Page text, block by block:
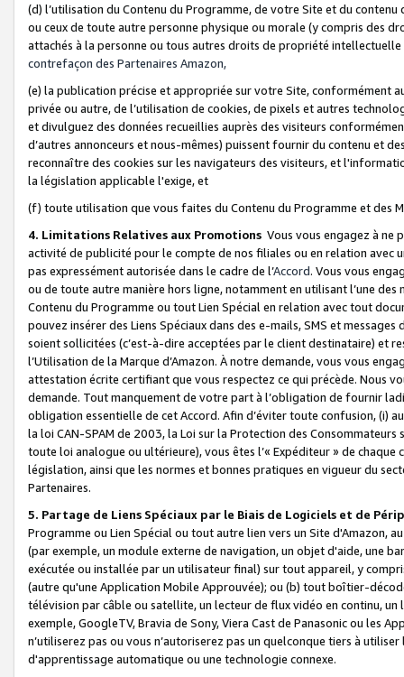
(d) l’utilisation du Contenu du Programme, de votre Site et du
ou ceux de toute autre personne physique ou morale (y compris des
attachés à la personne ou tous autres droits de propriété
contrefaçon des Partenaires Amazon,
(e) la publication précise et appropriée sur votre Site, conformément
privée ou autre, de l’utilisation de cookies, de pixels et autres
et divulguez des données recueillies auprès des visiteurs
d’autres annonceurs et nous-mêmes) puissent fournir du contenu et
reconnaître des cookies sur les navigateurs des visiteurs, et
la législation applicable l'exige, et
(f) toute utilisation que vous faites du Contenu du Programme et des
4. Limitations Relatives aux Promotions Vous vous engagez à ne
activité de publicité pour le compte de nos filiales ou en relation avec
pas expressément autorisée dans le cadre de l’Accord. Vous vous
ou de toute autre manière hors ligne, notamment en utilisant l’une
Contenu du Programme ou tout Lien Spécial en relation avec tout
pouvez insérer des Liens Spéciaux dans des e-mails, SMS et
soient sollicitées (c’est-à-dire acceptées par le client destinataire) et
l’Utilisation de la Marque d’Amazon. À notre demande, vous vous
attestation écrite certifiant que vous respectez ce qui précède. Nous
demande. Tout manquement de votre part à l’obligation de fournir
obligation essentielle de cet Accord. Afin d’éviter toute confusion, (i)
la loi CAN-SPAM de 2003, la Loi sur la Protection des
toute loi analogue ou ultérieure), vous êtes l’« Expéditeur » de
législation, ainsi que les normes et bonnes pratiques en vigueur du
Partenaires.
5. Partage de Liens Spéciaux par le Biais de Logiciels et de
Programme ou Lien Spécial ou tout autre lien vers un Site d'Amazon,
(par exemple, un module externe de navigation, un objet d'aide, une
exécutée ou installée par un utilisateur final) sur tout appareil, y
(autre qu'une Application Mobile Approuvée); ou (b) tout boîtier-
télévision par câble ou satellite, un lecteur de flux vidéo en continu,
exemple, GoogleTV, Bravia de Sony, Viera Cast de Panasonic ou les
n’utiliserez pas ou vous n’autoriserez pas un quelconque tiers à
d'apprentissage automatique ou une technologie connexe.